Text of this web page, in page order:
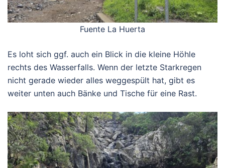
Fuente La Huerta
Es loht sich ggf. auch ein Blick in die kleine Höhle
rechts des Wasserfalls. Wenn der letzte Starkregen
nicht gerade wieder alles weggespült hat, gibt es
weiter unten auch Bänke und Tische für eine Rast.